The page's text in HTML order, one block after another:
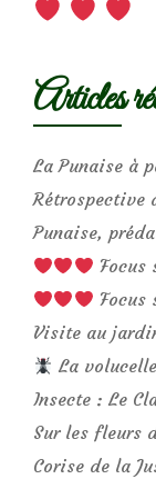
Articles
La Punaise à
Rétrospective
Punaise,
Focus
Focus
Visite au
La
Insecte : Le
Sur les fleurs
Corise de la